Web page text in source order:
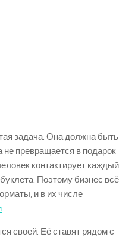
задача. Она должна быть
не превращается в подарок
контактирует каждый
Поэтому бизнес всё
и в их числе
.
своей. Её ставят рядом с